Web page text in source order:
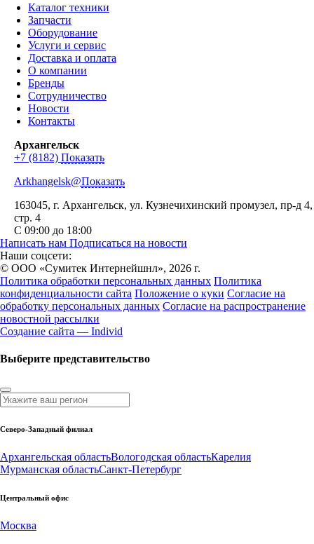
Каталог техники
Запчасти
Оборудование
Услуги и сервис
Доставка и оплата
О компании
Бренды
Сотрудничество
Новости
Контакты
Архангельск
+7 (8182) Показать
Arkhangelsk@Показать
163045, г. Архангельск, ул. Кузнечихинский промузел, пр-д 4,
стр. 4
С 09:00 до 18:00
Написать нам Подписаться на новости
Наши соцсети:
© ООО «Сумитек Интернейшнл», 2026 г.
Политика обработки персональных данных Политика
конфиденциальности сайта Положение о куки Согласие на
обработку персональных данных Согласие на распространение
новостной рассылки
Создание сайта — Individ
Выберите представительство
Северо-Западный филиал
Архангельская областьВологодская областьКарелия
Мурманская областьСанкт-Петербург
Центральный офис
Москва